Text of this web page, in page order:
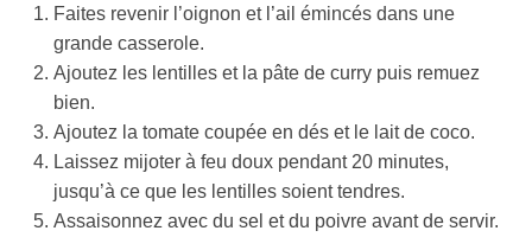
Faites revenir l’oignon et l’ail émincés dans une
grande casserole.
Ajoutez les lentilles et la pâte de curry puis remuez
bien.
Ajoutez la tomate coupée en dés et le lait de coco.
Laissez mijoter à feu doux pendant 20 minutes,
jusqu’à ce que les lentilles soient tendres.
Assaisonnez avec du sel et du poivre avant de servir.